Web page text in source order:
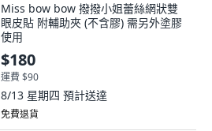
Miss bow bow 撥撥小姐蕾絲網狀雙
眼皮貼 附輔助夾 (不含膠) 需另外塗膠
使用
$180
運費 $90
8/13 星期四 預計送達
免費退貨